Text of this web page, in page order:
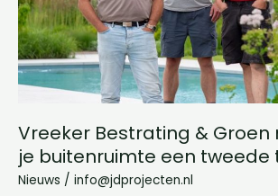
Vreeker Bestrating &
je buitenruimte een tweede
Nieuws / info@jdprojecten.nl
je
buitenruimte
een
tweede
thuis